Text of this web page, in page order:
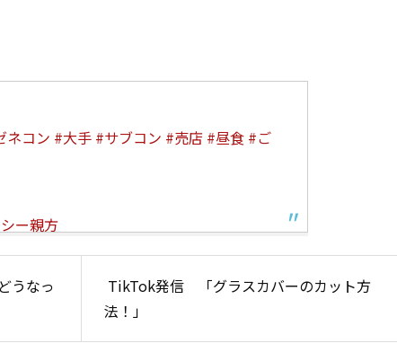
ネコン #大手 #サブコン #売店 #昼食 #ご
ー親方
うなっ
TikTok発信 「グラスカバーのカット方
法！」